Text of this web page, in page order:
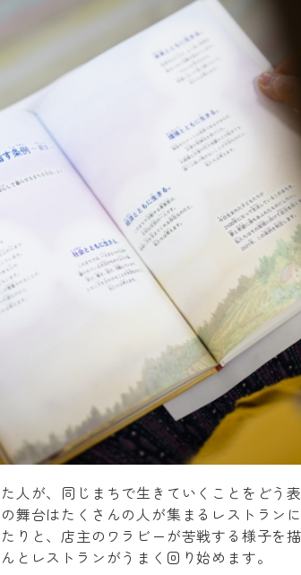
人が、同じまちで生きていくことをどう
舞台はたくさんの人が集まるレストラン
りと、店主のワラビーが苦戦する様子を
とレストランがうまく回り始めます。